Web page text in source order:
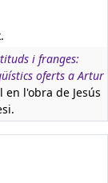
i franges:
oferts a Artur
l'obra de Jesús